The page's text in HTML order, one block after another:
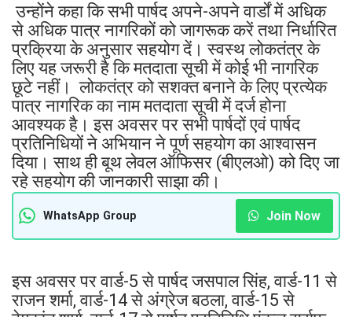
उन्होंने कहा कि सभी पार्षद अपने-अपने वार्डों में अधिक
से अधिक पात्र नागरिकों को जागरूक करें तथा निर्धारित
प्रक्रिया के अनुसार सहयोग दें। स्वस्थ लोकतंत्र के
लिए यह जरूरी है कि मतदाता सूची में कोई भी नागरिक
छूटे नहीं। लोकतंत्र को सशक्त बनाने के लिए प्रत्येक
पात्र नागरिक का नाम मतदाता सूची में दर्ज होना
आवश्यक है। इस अवसर पर सभी पार्षदों एवं पार्षद
प्रतिनिधियों ने अभियान ने पूर्ण सहयोग का आश्वासन
दिया। साथ ही बूथ लेवल ऑफिसर (बीएलओ) को दिए जा
रहे सहयोग की जानकारी साझा की।
WhatsApp Group Join Now
इस अवसर पर वार्ड-5 से पार्षद जसपाल सिंह, वार्ड-11 से
राजन शर्मा, वार्ड-14 से अंग्रेज बठला, वार्ड-15 से